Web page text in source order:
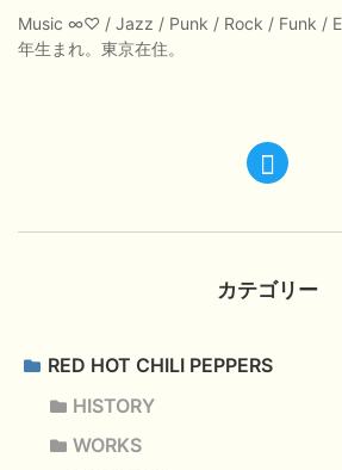
Music ∞♡ / Jazz / Punk / Rock / Funk /
年生まれ。東京在住。
カテゴリー
RED HOT CHILI PEPPERS
HISTORY
WORKS